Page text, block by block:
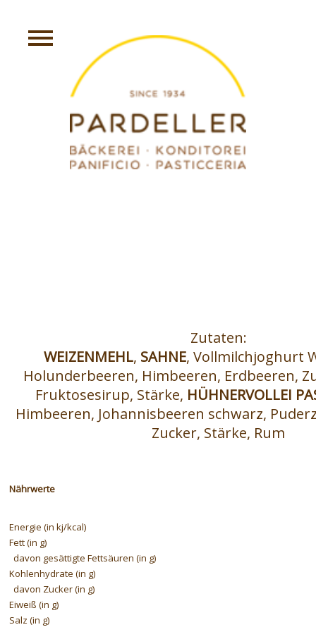
Zutaten:
WEIZENMEHL, SAHNE, Vollmilchjoghurt
Holunderbeeren, Himbeeren, Erdbeeren,
Fruktosesirup, Stärke, HÜHNERVOLLEI
Himbeeren, Johannisbeeren schwarz,
Zucker, Stärke, Rum
Nährwerte
Energie (in kj/kcal)
Fett (in g)
davon gesättigte Fettsäuren (in g)
Kohlenhydrate (in g)
davon Zucker (in g)
Eiweiß (in g)
Salz (in g)